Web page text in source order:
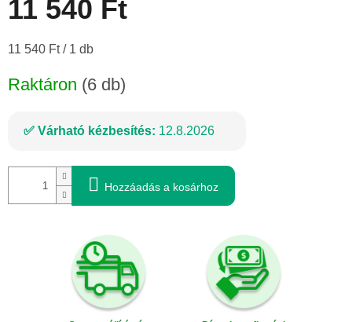
11 540 Ft
Egységár:
11 540 Ft / 1 db
Raktáron (6 db)
Várható kézbesítés: 12.8.2026
Hozzáadás a kosárhoz